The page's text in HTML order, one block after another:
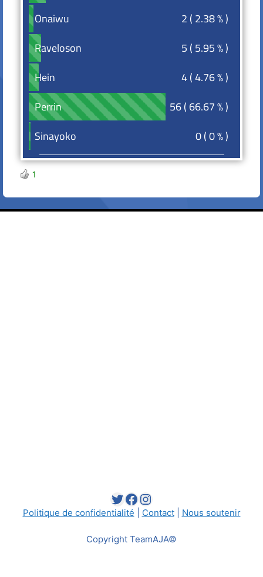
Onaiwu
Onaiwu
2 ( 2.38 % )
Raveloson
Raveloson
5 ( 5.95 % )
Hein
Hein
4 ( 4.76 % )
Perrin
Perrin
56 ( 66.67 % )
Sinayoko
Sinayoko 0 ( 0 % )
1
Twitter
Facebook
Instagram
Politique de confidentialité Contact| Nous soutenir
Copyright TeamAJA©